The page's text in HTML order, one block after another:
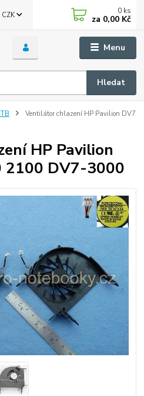
Menu
CZK
Hledat
0 ks
za 0,00 Kč
Ventilátor chlazení HP Pavilion DV7
HP Pavilion
2100 DV7-3000